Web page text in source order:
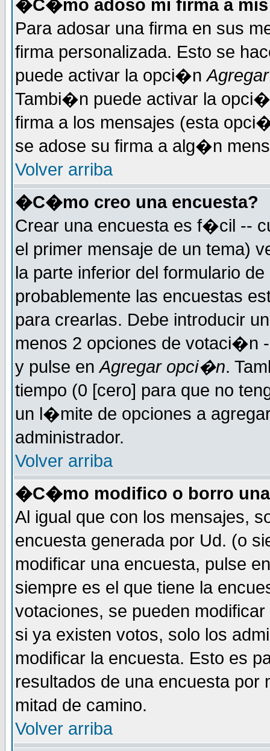
�C�mo adoso mi firma a mis
Para adosar una firma en sus
firma personalizada. Esto se
puede activar la opci�n
Tambi�n puede activar la
firma a los mensajes (esta
se adose su firma a alg�n
Volver arriba
�C�mo creo una encuesta?
Crear una encuesta es f�cil --
el primer mensaje de un
la parte inferior del formulario
probablemente las encuestas
para crearlas. Debe introducir
menos 2 opciones de votaci�n
y pulse enAgregar opci�n.
tiempo (0 [cero] para que no
un l�mite de opciones a
administrador.
Volver arriba
�C�mo modifico o borro
Al igual que con los mensajes,
encuesta generada por Ud. (o
modificar una encuesta, pulse
siempre es el que tiene la
votaciones, se pueden
si ya existen votos, solo los
modificar la encuesta. Esto es
resultados de una encuesta
mitad de camino.
Volver arriba